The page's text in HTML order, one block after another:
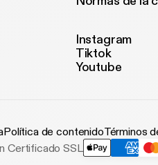
Instagram
Tiktok
Youtube
Política de contenidoTérminos
Certificado SSL